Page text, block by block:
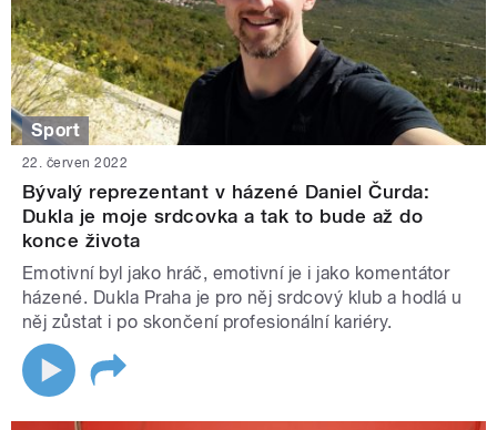
Sport
22. červen 2022
Bývalý reprezentant v házené Daniel Čurda:
Dukla je moje srdcovka a tak to bude až do
konce života
Emotivní byl jako hráč, emotivní je i jako komentátor
házené. Dukla Praha je pro něj srdcový klub a hodlá u
něj zůstat i po skončení profesionální kariéry.